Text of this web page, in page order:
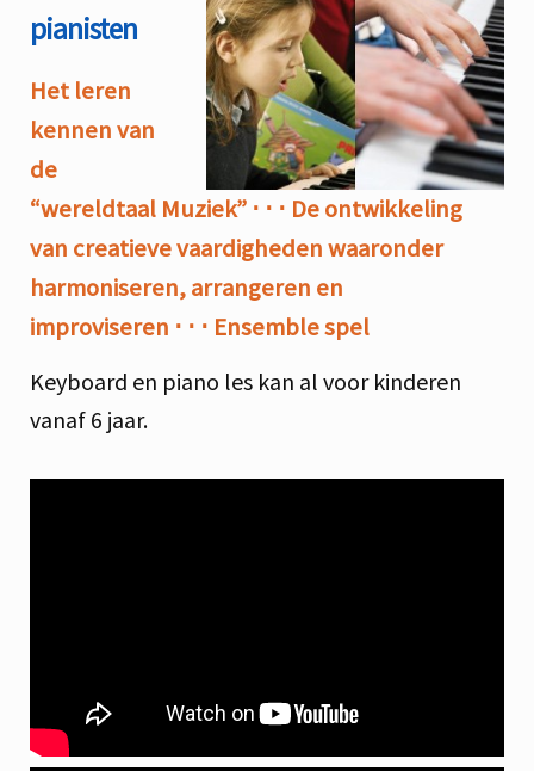
pianisten
Het leren
kennen van
de
“wereldtaal Muziek” ⋅ ⋅ ⋅ De ontwikkeling
van creatieve vaardigheden waaronder
harmoniseren, arrangeren en
improviseren ⋅ ⋅ ⋅ Ensemble spel
Keyboard en piano les kan al voor kinderen
vanaf 6 jaar.